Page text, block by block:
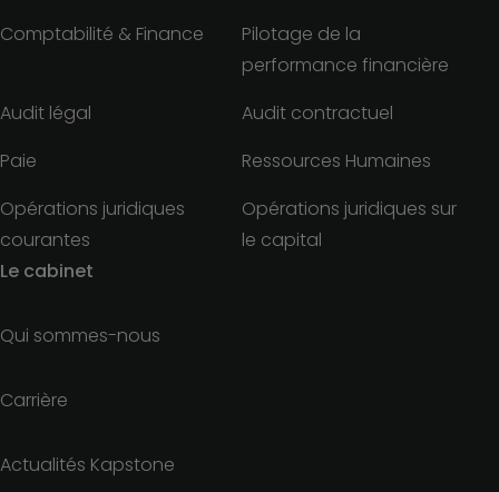
Comptabilité & Finance
Pilotage de la
performance financière
Audit légal
Audit contractuel
Paie
Ressources Humaines
Opérations juridiques
courantes
Opérations juridiques sur
le capital
Le cabinet
Qui sommes-nous
Carrière
Actualités Kapstone